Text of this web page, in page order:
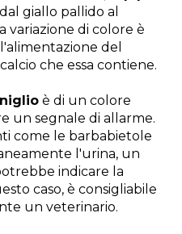
giallo pallido al
variazione di colore è
del
che essa contiene.
è di un colore
un segnale di allarme.
come le barbabietole
l'urina, un
indicare la
caso, è consigliabile
un veterinario.